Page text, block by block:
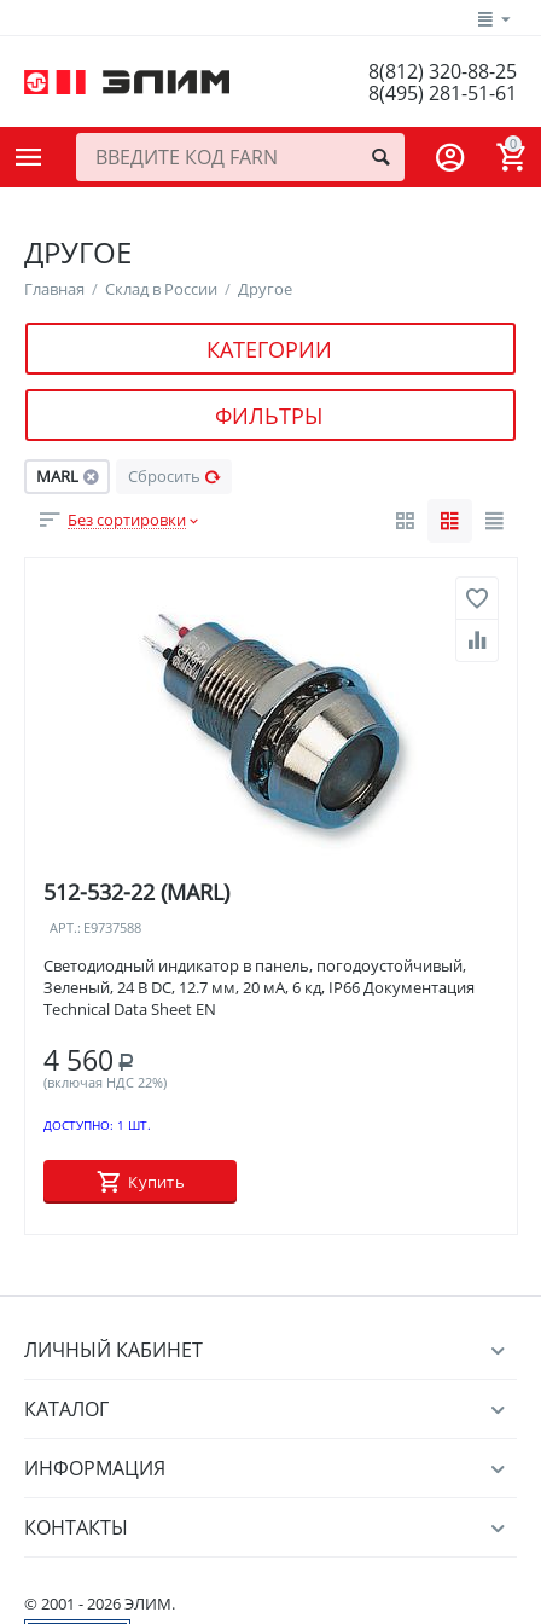
8(812) 320-88-25
8(495) 281-51-61
0
ДРУГОЕ
Главная / Склад в России / Другое
КАТЕГОРИИ
ФИЛЬТРЫ
MARL
Сбросить
Без сортировки
512-532-22 (MARL)
АРТ.: E9737588
Светодиодный индикатор в панель, погодоустойчивый,
Зеленый, 24 В DC, 12.7 мм, 20 мА, 6 кд, IP66 Документация
Technical Data Sheet EN
4 560 Р
(включая НДС 22%)
ДОСТУПНО: 1 ШТ.
Купить
ЛИЧНЫЙ КАБИНЕТ
КАТАЛОГ
ИНФОРМАЦИЯ
КОНТАКТЫ
© 2001 - 2026 ЭЛИМ.